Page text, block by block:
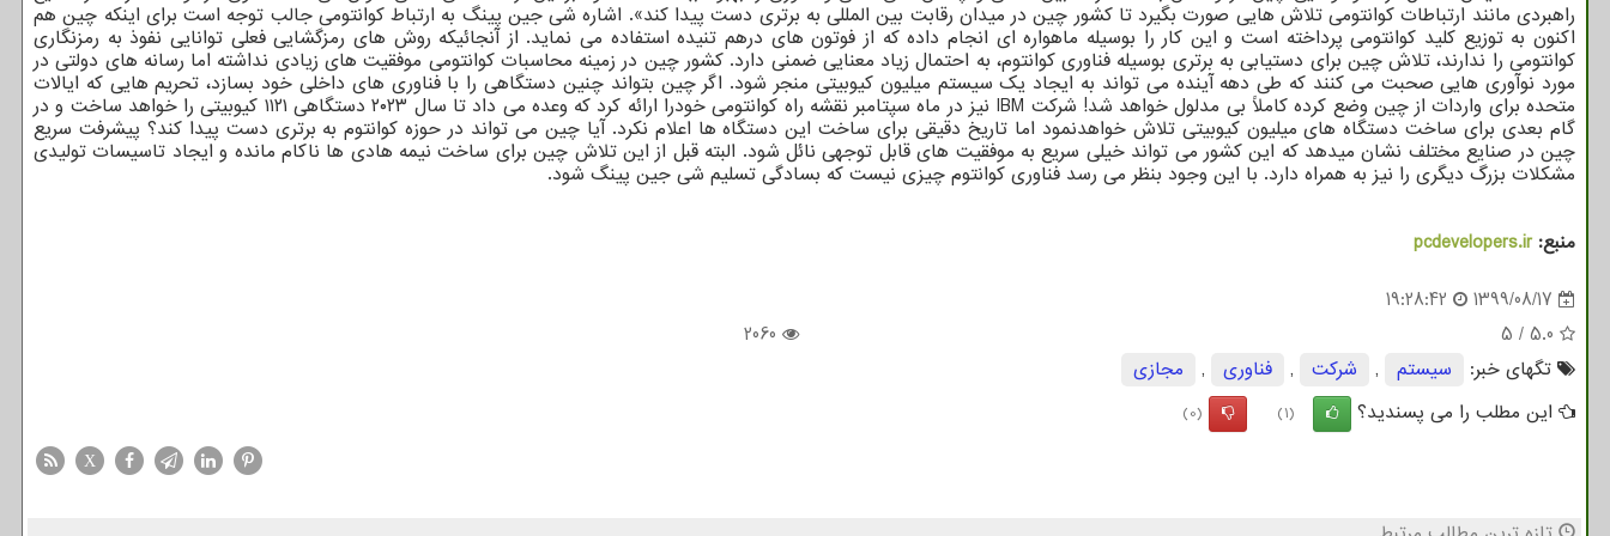
راهبردی مانند ارتباطات کوانتومی تلاش هایی صورت بگیرد تا کشور چین در میدان رقابت بین المللی به برتری دست پیدا کند». اشاره شی جین پینگ به ارتباط کوانتومی جالب توجه است برای اینکه چین هم
اکنون به توزیع کلید کوانتومی پرداخته است و این کار را بوسیله ماهواره ای انجام داده که از فوتون های درهم تنیده استفاده می نماید. از آنجائیکه روش های رمزگشایی فعلی توانایی نفوذ به رمزنگاری
کوانتومی را ندارند، تلاش چین برای دستیابی به برتری بوسیله فناوری کوانتوم، به احتمال زیاد معنایی ضمنی دارد. کشور چین در زمینه محاسبات کوانتومی موفقیت های زیادی نداشته اما رسانه های دولتی در
مورد نوآوری هایی صحبت می کنند که طی دهه آینده می تواند به ایجاد یک سیستم میلیون کیوبیتی منجر شود. اگر چین بتواند چنین دستگاهی را با فناوری های داخلی خود بسازد، تحریم هایی که ایالات
متحده برای واردات از چین وضع کرده کاملاً بی مدلول خواهد شد! شرکت IBM نیز در ماه سپتامبر نقشه راه کوانتومی خودرا ارائه کرد که وعده می داد تا سال ۲۰۲۳ دستگاهی ۱۱۲۱ کیوبیتی را خواهد ساخت و در
گام بعدی برای ساخت دستگاه های میلیون کیوبیتی تلاش خواهدنمود اما تاریخ دقیقی برای ساخت این دستگاه ها اعلام نکرد. آیا چین می تواند در حوزه کوانتوم به برتری دست پیدا کند؟ پیشرفت سریع
چین در صنایع مختلف نشان میدهد که این کشور می تواند خیلی سریع به موفقیت های قابل توجهی نائل شود. البته قبل از این تلاش چین برای ساخت نیمه هادی ها ناکام مانده و ایجاد تاسیسات تولیدی
مشکلات بزرگ دیگری را نیز به همراه دارد. با این وجود بنظر می رسد فناوری کوانتوم چیزی نیست که بسادگی تسلیم شی جین پینگ شود.
منبع:pcdevelopers.ir
1399/08/17
19:28:42
5.0
/
5
2060
تگهای خبر:
سیستم , شركت , فناوری ,
مجازی
این مطلب را می پسندید؟
(1)
(0)
X